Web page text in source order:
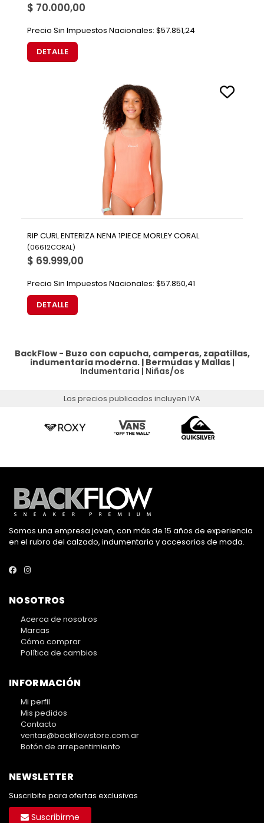
$ 70.000,00
Precio Sin Impuestos Nacionales: $57.851,24
DETALLE
RIP CURL ENTERIZA NENA 1PIECE MORLEY CORAL
(06612CORAL)
$ 69.999,00
Precio Sin Impuestos Nacionales: $57.850,41
DETALLE
BackFlow - Buzo con capucha, camperas, zapatillas,
indumentaria moderna. | Bermudas y Mallas|
Indumentaria | Niñas/os
Los precios publicados incluyen IVA
Somos una empresa joven, con más de 15 años de experiencia
en el rubro del calzado, indumentaria y accesorios de moda.
NOSOTROS
Acerca de nosotros
Marcas
Cómo comprar
Política de cambios
INFORMACIÓN
Mi perfil
Mis pedidos
Contacto
ventas@backflowstore.com.ar
Botón de arrepentimiento
NEWSLETTER
Suscribite para ofertas exclusivas
Suscribirme